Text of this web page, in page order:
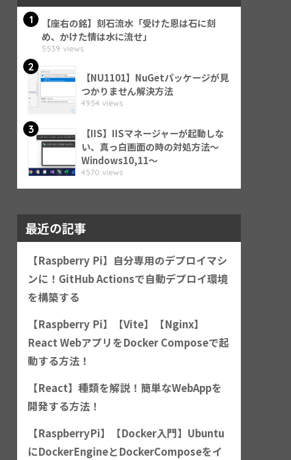
1
【座右の銘】刻石流水「受けた恩は石に刻
め、かけた情は水に流せ」
5539 views
2
【NU1101】NuGetパッケージが見
つかりません解決方法
4954 views
3
【IIS】IISマネージャーが起動しな
い、真っ白画面の時の対処方法～
Windows10,11～
4570 views
最近の記事
【Raspberry Pi】自分専用のデプロイマシ
ンに！GitHub Actionsで自動デプロイ環境
を構築する
【Raspberry Pi】【Vite】【Nginx】
React WebアプリをDocker Composeで起
動する方法！
【React】種類を解説！簡単なWebAppを
開発する方法！
【RaspberryPi】【Docker入門】Ubuntu
にDockerEngineとDockerComposeをイ